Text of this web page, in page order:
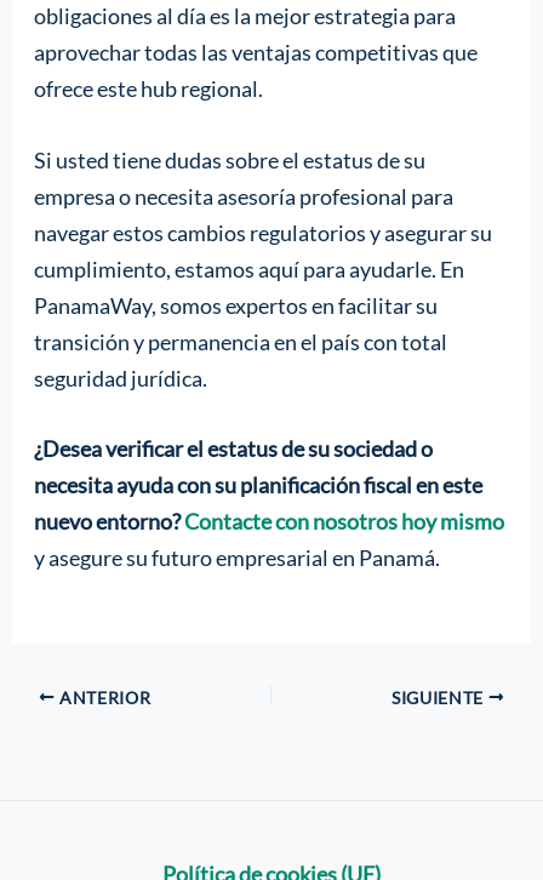
obligaciones al día es la mejor estrategia para
aprovechar todas las ventajas competitivas que
ofrece este hub regional.
Si usted tiene dudas sobre el estatus de su
empresa o necesita asesoría profesional para
navegar estos cambios regulatorios y asegurar su
cumplimiento, estamos aquí para ayudarle. En
PanamaWay, somos expertos en facilitar su
transición y permanencia en el país con total
seguridad jurídica.
¿Desea verificar el estatus de su sociedad o
necesita ayuda con su planificación fiscal en este
nuevo entorno?Contacte con nosotros hoy mismo
y asegure su futuro empresarial en Panamá.
ANTERIOR SIGUIENTE
Política de cookies (UE)